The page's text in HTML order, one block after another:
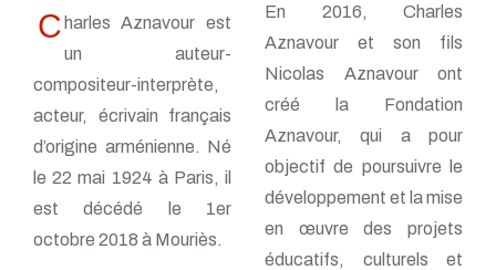
C harles Aznavour est
un auteur-
compositeur-interprète,
acteur, écrivain français
d’origine arménienne. Né
le 22 mai 1924 à Paris, il
est décédé le 1er
octobre 2018 à Mouriès.
En 2016, Charles
Aznavour et son fils
Nicolas Aznavour ont
créé la Fondation
Aznavour, qui a pour
objectif de poursuivre le
développement et la mise
en œuvre des projets
éducatifs, culturels et